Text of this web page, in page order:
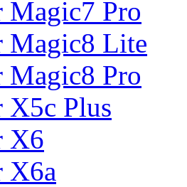
Magic7 Pro
Magic8 Lite
Magic8 Pro
X5c Plus
X6
X6a